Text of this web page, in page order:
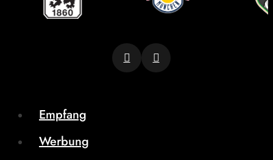
Empfang
Werbung